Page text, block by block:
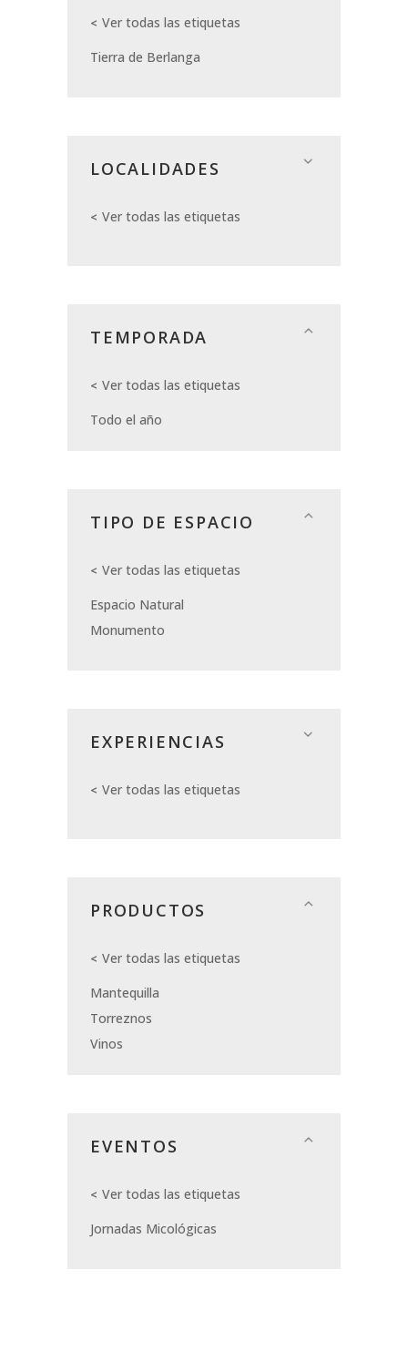
Ver todas las etiquetas
Tierra de Berlanga
LOCALIDADES
Ver todas las etiquetas
TEMPORADA
Ver todas las etiquetas
Todo el año
TIPO DE ESPACIO
Ver todas las etiquetas
Espacio Natural
Monumento
EXPERIENCIAS
Ver todas las etiquetas
PRODUCTOS
Ver todas las etiquetas
Mantequilla
Torreznos
Vinos
EVENTOS
Ver todas las etiquetas
Jornadas Micológicas